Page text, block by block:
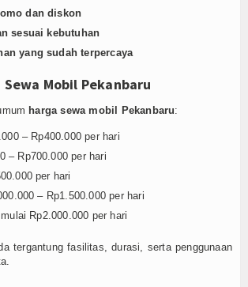
dan diskon
sesuai kebutuhan
yang sudah terpercaya
Mobil Pekanbaru
harga sewa mobil Pekanbaru:
– Rp400.000 per hari
– Rp700.000 per hari
per hari
– Rp1.500.000 per hari
Rp2.000.000 per hari
tergantung fasilitas, durasi, serta penggunaan